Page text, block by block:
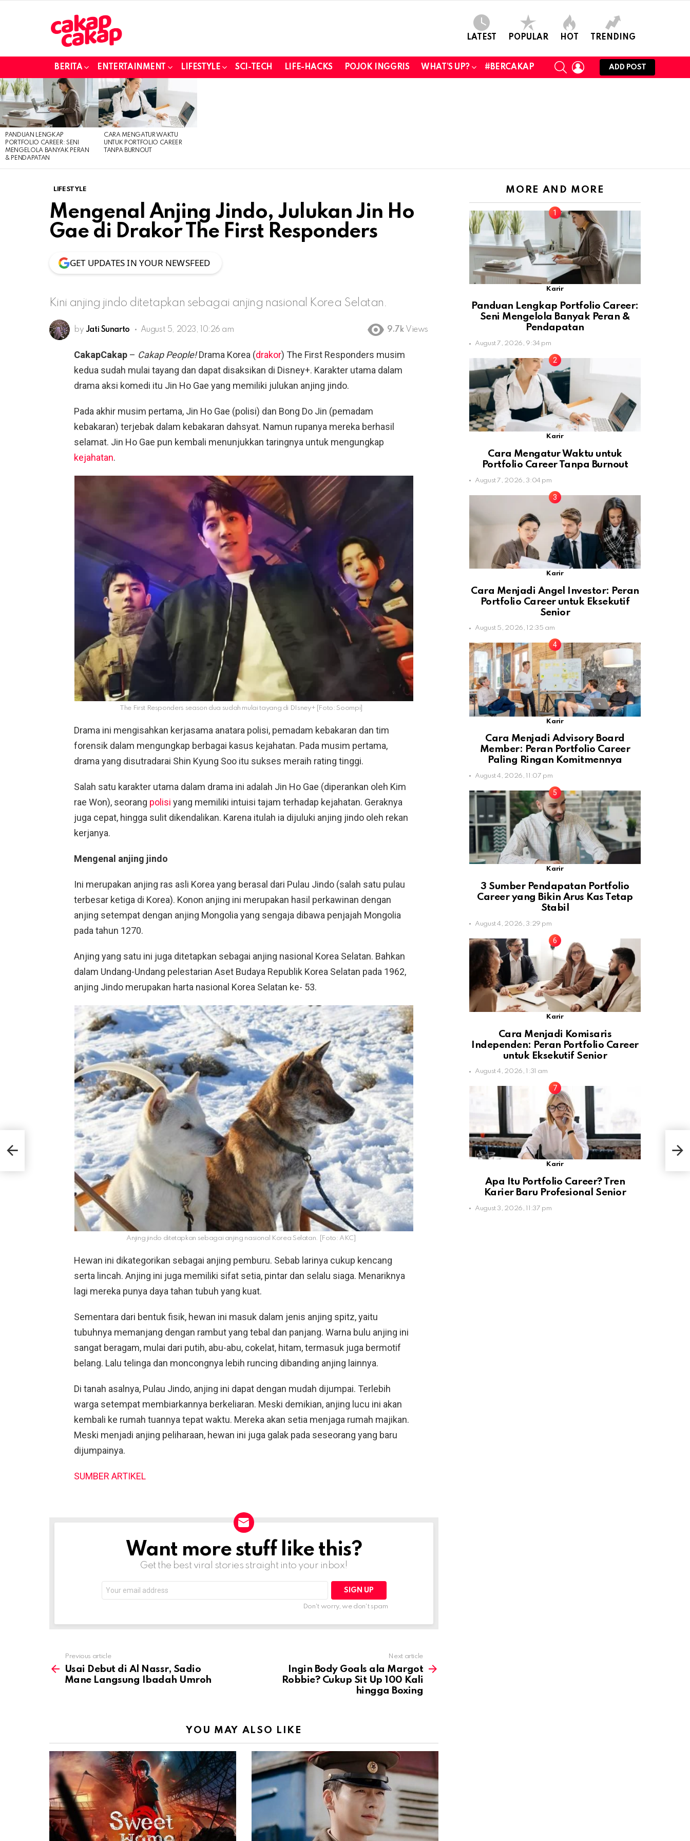
LATEST POPULAR HOT TRENDING
BERITA ENTERTAINMENT LIFESTYLE SCI-TECH LIFE-HACKS POJOK INGGRIS WHAT’S UP? #BERCAKAP
SEARCHLOGIN
ADD POST
LATEST
STORIES
PANDUAN LENGKAP
PORTFOLIO CAREER: SENI
MENGELOLA BANYAK PERAN
& PENDAPATAN
CARA MENGATUR WAKTU
UNTUK PORTFOLIO CAREER
TANPA BURNOUT
LIFESTYLE
Mengenal Anjing Jindo, Julukan Jin Ho
Gae di Drakor The First Responders
GET UPDATES IN YOUR NEWSFEED
Kini anjing jindo ditetapkan sebagai anjing nasional Korea Selatan.
by Jati Sunarto August 5, 2023, 10:26 am 9.7k Views
CakapCakap – Cakap People!Drama Korea (drakor) The First Responders musim
kedua sudah mulai tayang dan dapat disaksikan di Disney+. Karakter utama dalam
drama aksi komedi itu Jin Ho Gae yang memiliki julukan anjing jindo.
Pada akhir musim pertama, Jin Ho Gae (polisi) dan Bong Do Jin (pemadam
kebakaran) terjebak dalam kebakaran dahsyat. Namun rupanya mereka berhasil
selamat. Jin Ho Gae pun kembali menunjukkan taringnya untuk mengungkap
kejahatan.
The First Responders season dua sudah mulai tayang di DIsney+ [Foto: Soompi]
Drama ini mengisahkan kerjasama anatara polisi, pemadam kebakaran dan tim
forensik dalam mengungkap berbagai kasus kejahatan. Pada musim pertama,
drama yang disutradarai Shin Kyung Soo itu sukses meraih rating tinggi.
Salah satu karakter utama dalam drama ini adalah Jin Ho Gae (diperankan oleh Kim
rae Won), seorang polisi yang memiliki intuisi tajam terhadap kejahatan. Geraknya
juga cepat, hingga sulit dikendalikan. Karena itulah ia dijuluki anjing jindo oleh rekan
kerjanya.
Mengenal anjing jindo
Ini merupakan anjing ras asli Korea yang berasal dari Pulau Jindo (salah satu pulau
terbesar ketiga di Korea). Konon anjing ini merupakan hasil perkawinan dengan
anjing setempat dengan anjing Mongolia yang sengaja dibawa penjajah Mongolia
pada tahun 1270.
Anjing yang satu ini juga ditetapkan sebagai anjing nasional Korea Selatan. Bahkan
dalam Undang-Undang pelestarian Aset Budaya Republik Korea Selatan pada 1962,
anjing Jindo merupakan harta nasional Korea Selatan ke- 53.
Anjing jindo ditetapkan sebagai anjing nasional Korea Selatan. [Foto: AKC]
Hewan ini dikategorikan sebagai anjing pemburu. Sebab larinya cukup kencang
serta lincah. Anjing ini juga memiliki sifat setia, pintar dan selalu siaga. Menariknya
lagi mereka punya daya tahan tubuh yang kuat.
Sementara dari bentuk fisik, hewan ini masuk dalam jenis anjing spitz, yaitu
tubuhnya memanjang dengan rambut yang tebal dan panjang. Warna bulu anjing ini
sangat beragam, mulai dari putih, abu-abu, cokelat, hitam, termasuk juga bermotif
belang. Lalu telinga dan moncongnya lebih runcing dibanding anjing lainnya.
Di tanah asalnya, Pulau Jindo, anjing ini dapat dengan mudah dijumpai. Terlebih
warga setempat membiarkannya berkeliaran. Meski demikian, anjing lucu ini akan
kembali ke rumah tuannya tepat waktu. Mereka akan setia menjaga rumah majikan.
Meski menjadi anjing peliharaan, hewan ini juga galak pada seseorang yang baru
dijumpainya.
SUMBER ARTIKEL
NEWSLETTERWant more stuff like this?
Get the best viral stories straight into your inbox!
address:
Don't worry, we don't spam
more
Previous article
Usai Debut di Al Nassr, Sadio
Mane Langsung Ibadah Umroh
Next article
Ingin Body Goals ala Margot
Robbie? Cukup Sit Up 100 Kali
hingga Boxing
YOU MAY ALSO LIKE
MORE AND MORE
Karir
Panduan Lengkap Portfolio Career:
Seni Mengelola Banyak Peran &
Pendapatan
August 7, 2026, 9:34 pm
Karir
Cara Mengatur Waktu untuk
Portfolio Career Tanpa Burnout
August 7, 2026, 3:04 pm
Karir
Cara Menjadi Angel Investor: Peran
Portfolio Career untuk Eksekutif
Senior
August 5, 2026, 12:35 am
Karir
Cara Menjadi Advisory Board
Member: Peran Portfolio Career
Paling Ringan Komitmennya
August 4, 2026, 11:07 pm
Karir
3 Sumber Pendapatan Portfolio
Career yang Bikin Arus Kas Tetap
Stabil
August 4, 2026, 3:29 pm
Karir
Cara Menjadi Komisaris
Independen: Peran Portfolio Career
untuk Eksekutif Senior
August 4, 2026, 1:31 am
Karir
Apa Itu Portfolio Career? Tren
Karier Baru Profesional Senior
August 3, 2026, 11:37 pm